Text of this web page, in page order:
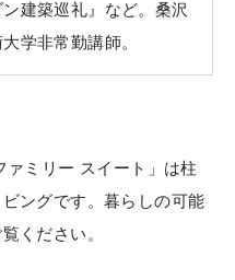
建築巡礼』など。桑沢
学非常勤講師。
ミリー スイート」は柱
ングです。暮らしの可能
ください。